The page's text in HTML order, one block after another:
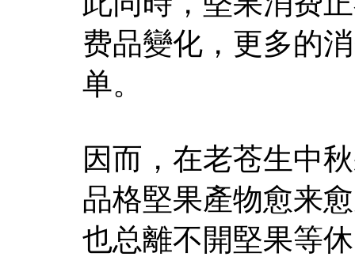
费品變化，更多的
单。
因而，在老苍生中
品格堅果產物愈来
也总離不開堅果等